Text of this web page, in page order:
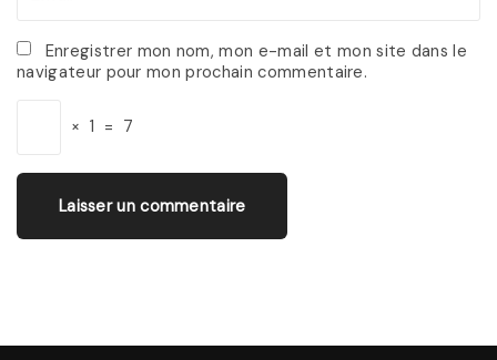
*
a
i
Enregistrer mon nom, mon e-mail et mon site dans le
navigateur pour mon prochain commentaire.
× 1 = 7